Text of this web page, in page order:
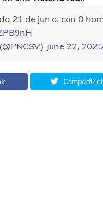
21 de junio, con 0
June 22, 2025
Compartir